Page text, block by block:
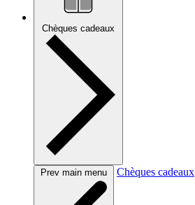
Chèques cadeaux
Prev main menu Chèques cadeaux